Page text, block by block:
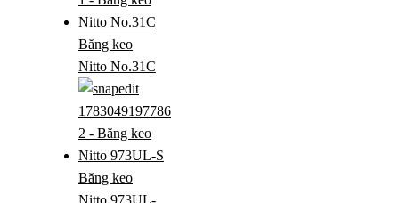
Băng keo
Nitto No.31C
Băng keo
Nitto 973UL-